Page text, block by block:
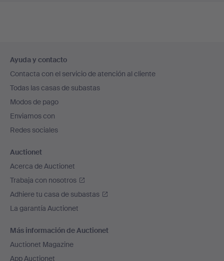
en
el
pie
de
página
Ayuda y contacto
Contacta con el servicio de atención al cliente
Todas las casas de subastas
Modos de pago
Enviamos con
Redes sociales
Auctionet
Acerca de Auctionet
Trabaja con nosotros
Adhiere tu casa de subastas
La garantía Auctionet
Más información de Auctionet
Auctionet Magazine
App Auctionet